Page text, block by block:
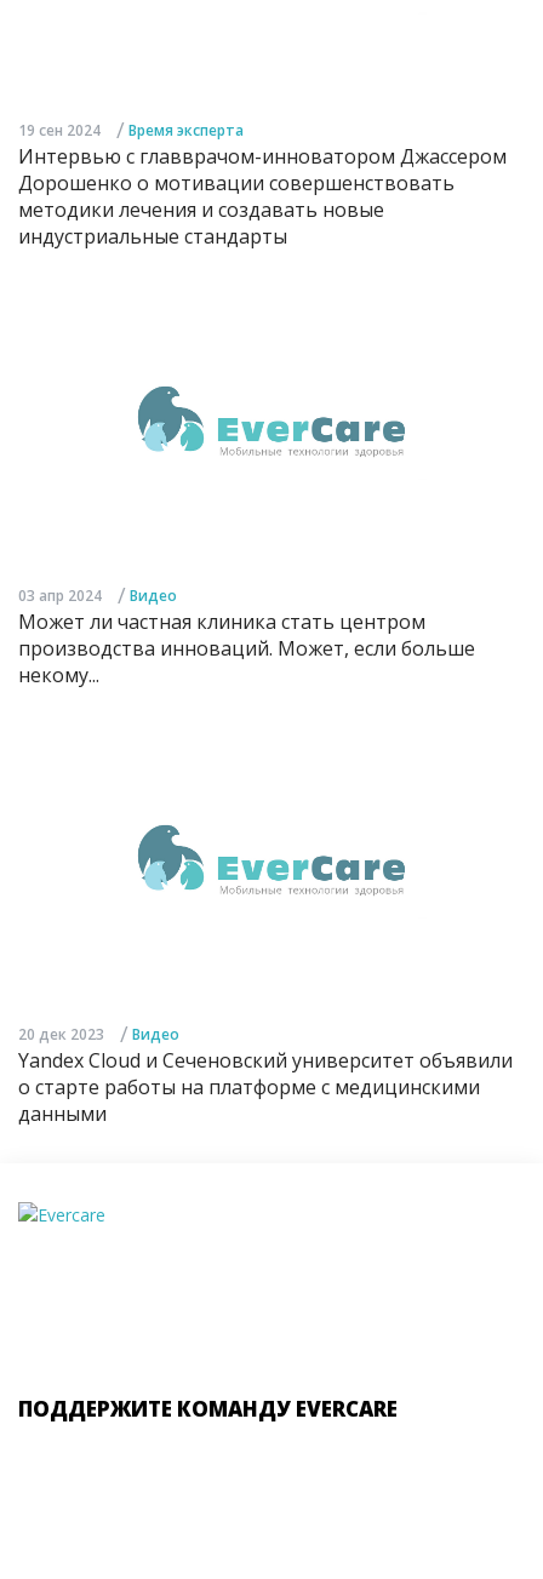
19 сен 2024 / Время эксперта
Интервью с главврачом-инноватором Джассером
Дорошенко о мотивации совершенствовать
методики лечения и создавать новые
индустриальные стандарты
03 апр 2024 / Видео
Может ли частная клиника стать центром
производства инноваций. Может, если больше
некому...
20 дек 2023 / Видео
Yandex Cloud и Сеченовский университет объявили
о старте работы на платформе с медицинскими
данными
ПОДДЕРЖИТЕ КОМАНДУ EVERCARE